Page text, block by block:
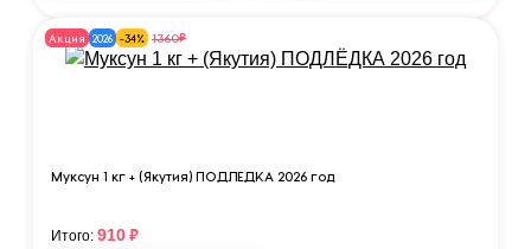
Акция 2026 -34% 1360₽
Муксун 1 кг + (Якутия) ПОДЛЁДКА 2026 год
Итого: 910₽